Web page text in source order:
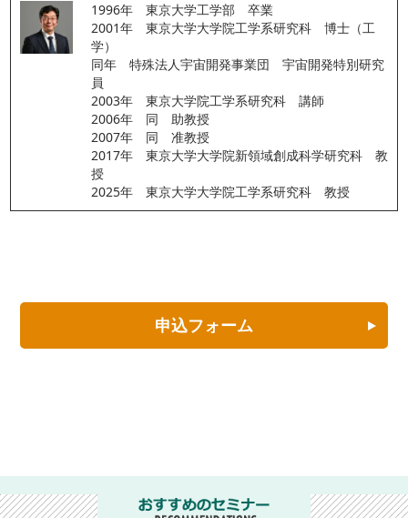
1996年　東京大学工学部　卒業
2001年　東京大学大学院工学系研究科　博士（工
学）
同年　特殊法人宇宙開発事業団　宇宙開発特別研究
員
2003年　東京大学院工学系研究科　講師
2006年　同　助教授
2007年　同　准教授
2017年　東京大学大学院新領域創成科学研究科　教
授
2025年　東京大学大学院工学系研究科　教授
申込フォーム